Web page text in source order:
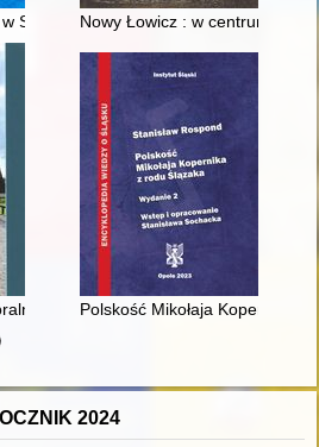
Sopocie : prestiż finansowy i
Nowy Łowicz : w centrum
synów szlacheckich w XVI-
Polskość Mikołaja Kopernika z
2024